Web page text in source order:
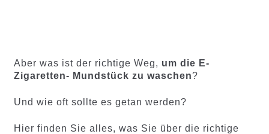
d auf
Kundenb
en
auf
Kundenb
en
Aber was ist der richtige Weg, um die E-
Zigaretten- Mundstück zu waschen?
Und wie oft sollte es getan werden?
Hier finden Sie alles, was Sie über die richtige